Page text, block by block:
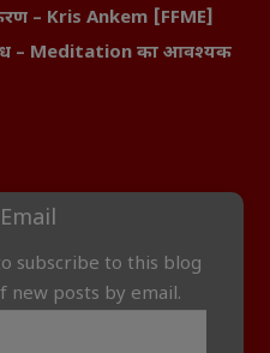
– Kris Ankem [FFME]
– Meditation का आवश्यक
subscribe to this blog
new posts by email.